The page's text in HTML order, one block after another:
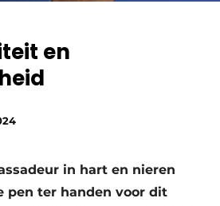
04
statement
en
in hart en nieren
pen ter handen voor dit